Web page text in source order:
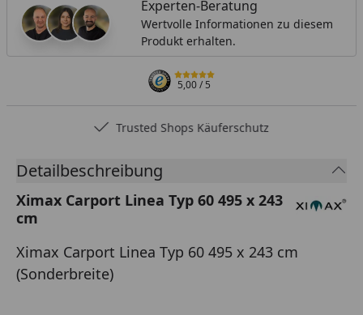
Experten-Beratung
Wertvolle Informationen zu diesem
Produkt erhalten.
5,00/ 5
Trusted Shops Käuferschutz
Detailbeschreibung
Ximax Carport Linea Typ 60 495 x 243
cm
Ximax Carport Linea Typ 60 495 x 243 cm
(Sonderbreite)